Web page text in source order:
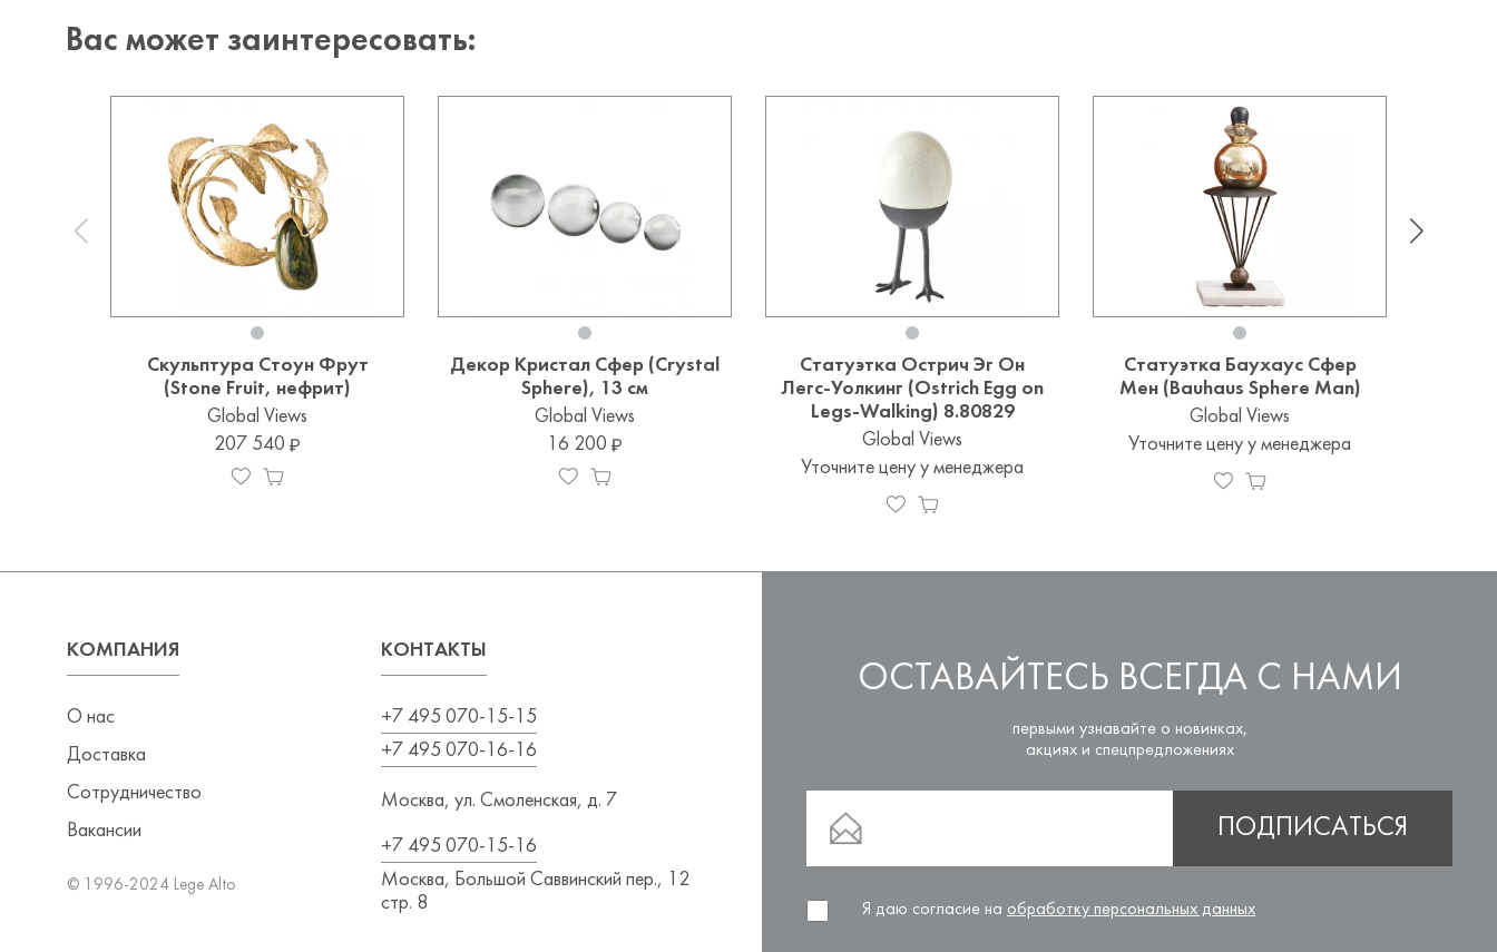
Вас может заинтересовать:
Скульптура Стоун Фрут
(Stone Fruit, нефрит)
Global Views
207 540
Декор Кристал Сфер (Crystal
Sphere), 13 см
Global Views
16 200
Статуэтка Острич Эг Он
Легс-Уолкинг (Ostrich Egg on
Legs-Walking) 8.80829
Global Views
Уточните цену у менеджера
Статуэтка Баухаус Сфер
Мен (Bauhaus Sphere Man)
Global Views
Уточните цену у менеджера
КОМПАНИЯ
О нас
Доставка
Сотрудничество
Вакансии
© 1996-2024 Lege Alto
КОНТАКТЫ
+7 495 070-15-15
+7 495 070-16-16
Москва, ул. Смоленская, д. 7
+7 495 070-15-16
Москва, Большой Саввинский пер., 12
стр. 8
ОСТАВАЙТЕСЬ ВСЕГДА С НАМИ
первыми узнавайте о новинках,
акциях и спецпредложениях
ПОДПИСАТЬСЯ
Я даю согласие на обработку персональных данных